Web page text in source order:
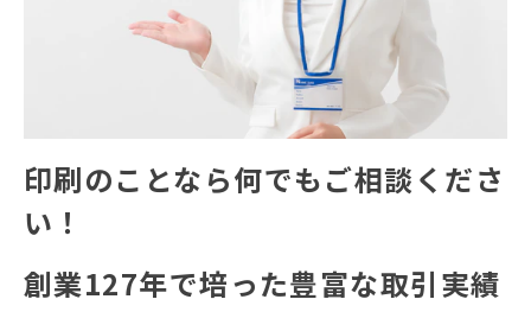
印刷のことなら何でもご相談くださ
い！
創業127年で培った豊富な取引実績